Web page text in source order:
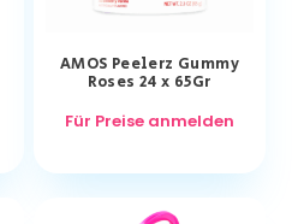
AMOS Peelerz Gummy
Roses 24 x 65Gr
Für Preise anmelden